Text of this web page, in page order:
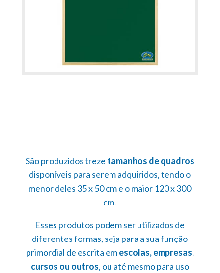
São produzidos treze tamanhos de quadros
disponíveis para serem adquiridos, tendo o
menor deles 35 x 50 cm e o maior 120 x 300
cm.
Esses produtos podem ser utilizados de
diferentes formas, seja para a sua função
primordial de escrita emescolas, empresas,
cursos ou outros, ou até mesmo para uso